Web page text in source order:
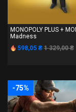
MONOPOLY PLUS +
Madness
598,05 ₴ 1 329,00 ₴
-75%